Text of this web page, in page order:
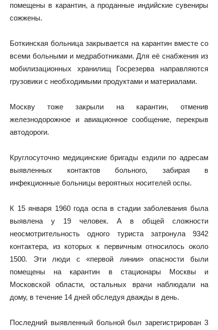
помещены в карантин, а проданные индийские сувениры
сожжены.
Боткинская больница закрывается на карантин вместе со
всеми больными и медработниками. Для её снабжения из
мобилизационных хранилищ Госрезерва направляются
грузовики с необходимыми продуктами и материалами.
Москву тоже закрыли на карантин, отменив
железнодорожное и авиационное сообщение, перекрыв
автодороги.
Круглосуточно медицинские бригады ездили по адресам
выявленных контактов больного, забирая в
инфекционные больницы вероятных носителей оспы.
К 15 января 1960 года оспа в стадии заболевания была
выявлена у 19 человек. А в общей сложности
неосмотрительность одного туриста затронула 9342
контактера, из которых к первичным относилось около
1500. Эти люди с «первой линии» опасности были
помещены на карантин в стационары Москвы и
Московской области, остальных врачи наблюдали на
дому, в течение 14 дней обследуя дважды в день.
Последний выявленный больной был зарегистрирован 3